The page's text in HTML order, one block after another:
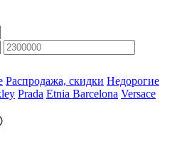
Распродажа, скидки Недорогие
Prada Etnia Barcelona Versace